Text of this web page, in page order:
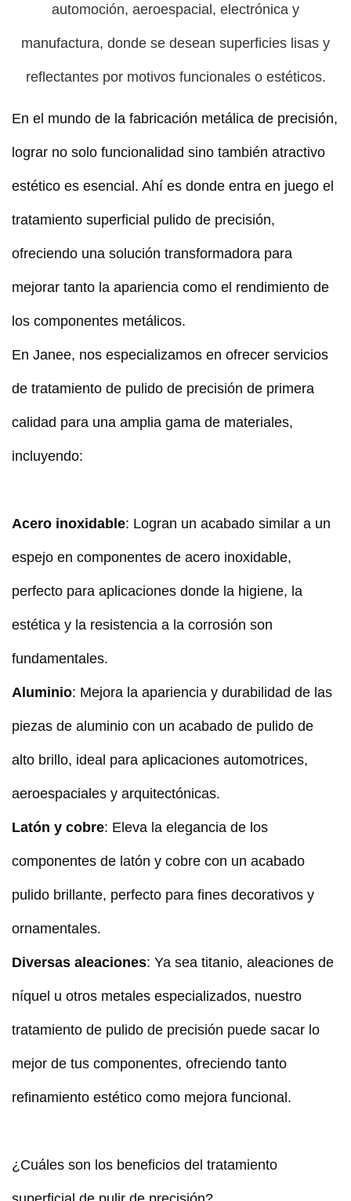
automoción, aeroespacial, electrónica y
manufactura, donde se desean superficies lisas y
reflectantes por motivos funcionales o estéticos.
En el mundo de la fabricación metálica de precisión,
lograr no solo funcionalidad sino también atractivo
estético es esencial. Ahí es donde entra en juego el
tratamiento superficial pulido de precisión,
ofreciendo una solución transformadora para
mejorar tanto la apariencia como el rendimiento de
los componentes metálicos.
En Janee, nos especializamos en ofrecer servicios
de tratamiento de pulido de precisión de primera
calidad para una amplia gama de materiales,
incluyendo:
Acero inoxidable: Logran un acabado similar a un
espejo en componentes de acero inoxidable,
perfecto para aplicaciones donde la higiene, la
estética y la resistencia a la corrosión son
fundamentales.
Aluminio: Mejora la apariencia y durabilidad de las
piezas de aluminio con un acabado de pulido de
alto brillo, ideal para aplicaciones automotrices,
aeroespaciales y arquitectónicas.
Latón y cobre: Eleva la elegancia de los
componentes de latón y cobre con un acabado
pulido brillante, perfecto para fines decorativos y
ornamentales.
Diversas aleaciones: Ya sea titanio, aleaciones de
níquel u otros metales especializados, nuestro
tratamiento de pulido de precisión puede sacar lo
mejor de tus componentes, ofreciendo tanto
refinamiento estético como mejora funcional.
¿Cuáles son los beneficios del tratamiento